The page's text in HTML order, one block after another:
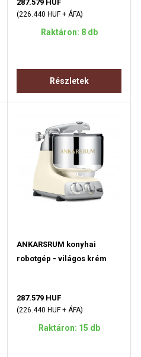
287.579 HUF
(226.440 HUF + ÁFA)
Raktáron: 8 db
Részletek
ANKARSRUM konyhai
robotgép - világos krém
287.579 HUF
(226.440 HUF + ÁFA)
Raktáron: 15 db